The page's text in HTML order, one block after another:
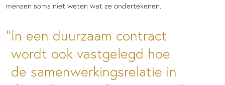
mensen soms niet weten wat ze ondertekenen.
In een duurzaam contract
wordt ook vastgelegd hoe
de samenwerkingsrelatie in